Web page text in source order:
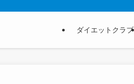
ダイエットクラブ